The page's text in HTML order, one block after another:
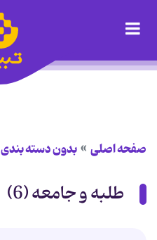
صفحه اصلی بدون دسته بندی
طلبه و جامعه (6)